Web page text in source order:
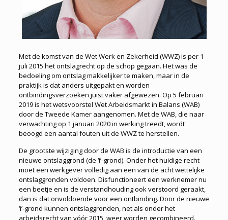
Met de komst van de Wet Werk en Zekerheid (WWZ) is per 1
juli 2015 het ontslagrecht op de schop gegaan. Het was de
bedoeling om ontslag makkelijker te maken, maar in de
praktijk is dat anders uitgepakt en worden
ontbindingsverzoeken juist vaker afgewezen. Op 5 februari
2019 is het wetsvoorstel Wet Arbeidsmarkt in Balans (WAB)
door de Tweede Kamer aangenomen. Met de WAB, die naar
verwachting op 1 januari 2020 in werking treedt, wordt
beoogd een aantal fouten uit de WWZ te herstellen.
De grootste wijziging door de WAB is de introductie van een
nieuwe ontslaggrond (de ‘i’-grond). Onder het huidige recht
moet een werkgever volledig aan een van de acht wettelijke
ontslaggronden voldoen. Disfunctioneert een werknemer nu
een beetje en is de verstandhouding ook verstoord geraakt,
dan is dat onvoldoende voor een ontbinding. Door de nieuwe
‘i’-grond kunnen ontslaggronden, net als onder het
arbeidsrecht van vóór 2015, weer worden gecombineerd.